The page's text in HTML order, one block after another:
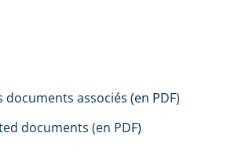
documents associés (en PDF)
documents (en PDF)